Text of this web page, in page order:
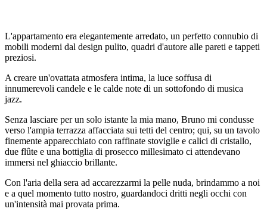
L'appartamento era elegantemente arredato, un perfetto connubio di
mobili moderni dal design pulito, quadri d'autore alle pareti e tappeti
preziosi.
A creare un'ovattata atmosfera intima, la luce soffusa di
innumerevoli candele e le calde note di un sottofondo di musica
jazz.
Senza lasciare per un solo istante la mia mano, Bruno mi condusse
verso l'ampia terrazza affacciata sui tetti del centro; qui, su un tavolo
finemente apparecchiato con raffinate stoviglie e calici di cristallo,
due flûte e una bottiglia di prosecco millesimato ci attendevano
immersi nel ghiaccio brillante.
Con l'aria della sera ad accarezzarmi la pelle nuda, brindammo a noi
e a quel momento tutto nostro, guardandoci dritti negli occhi con
un'intensità mai provata prima.